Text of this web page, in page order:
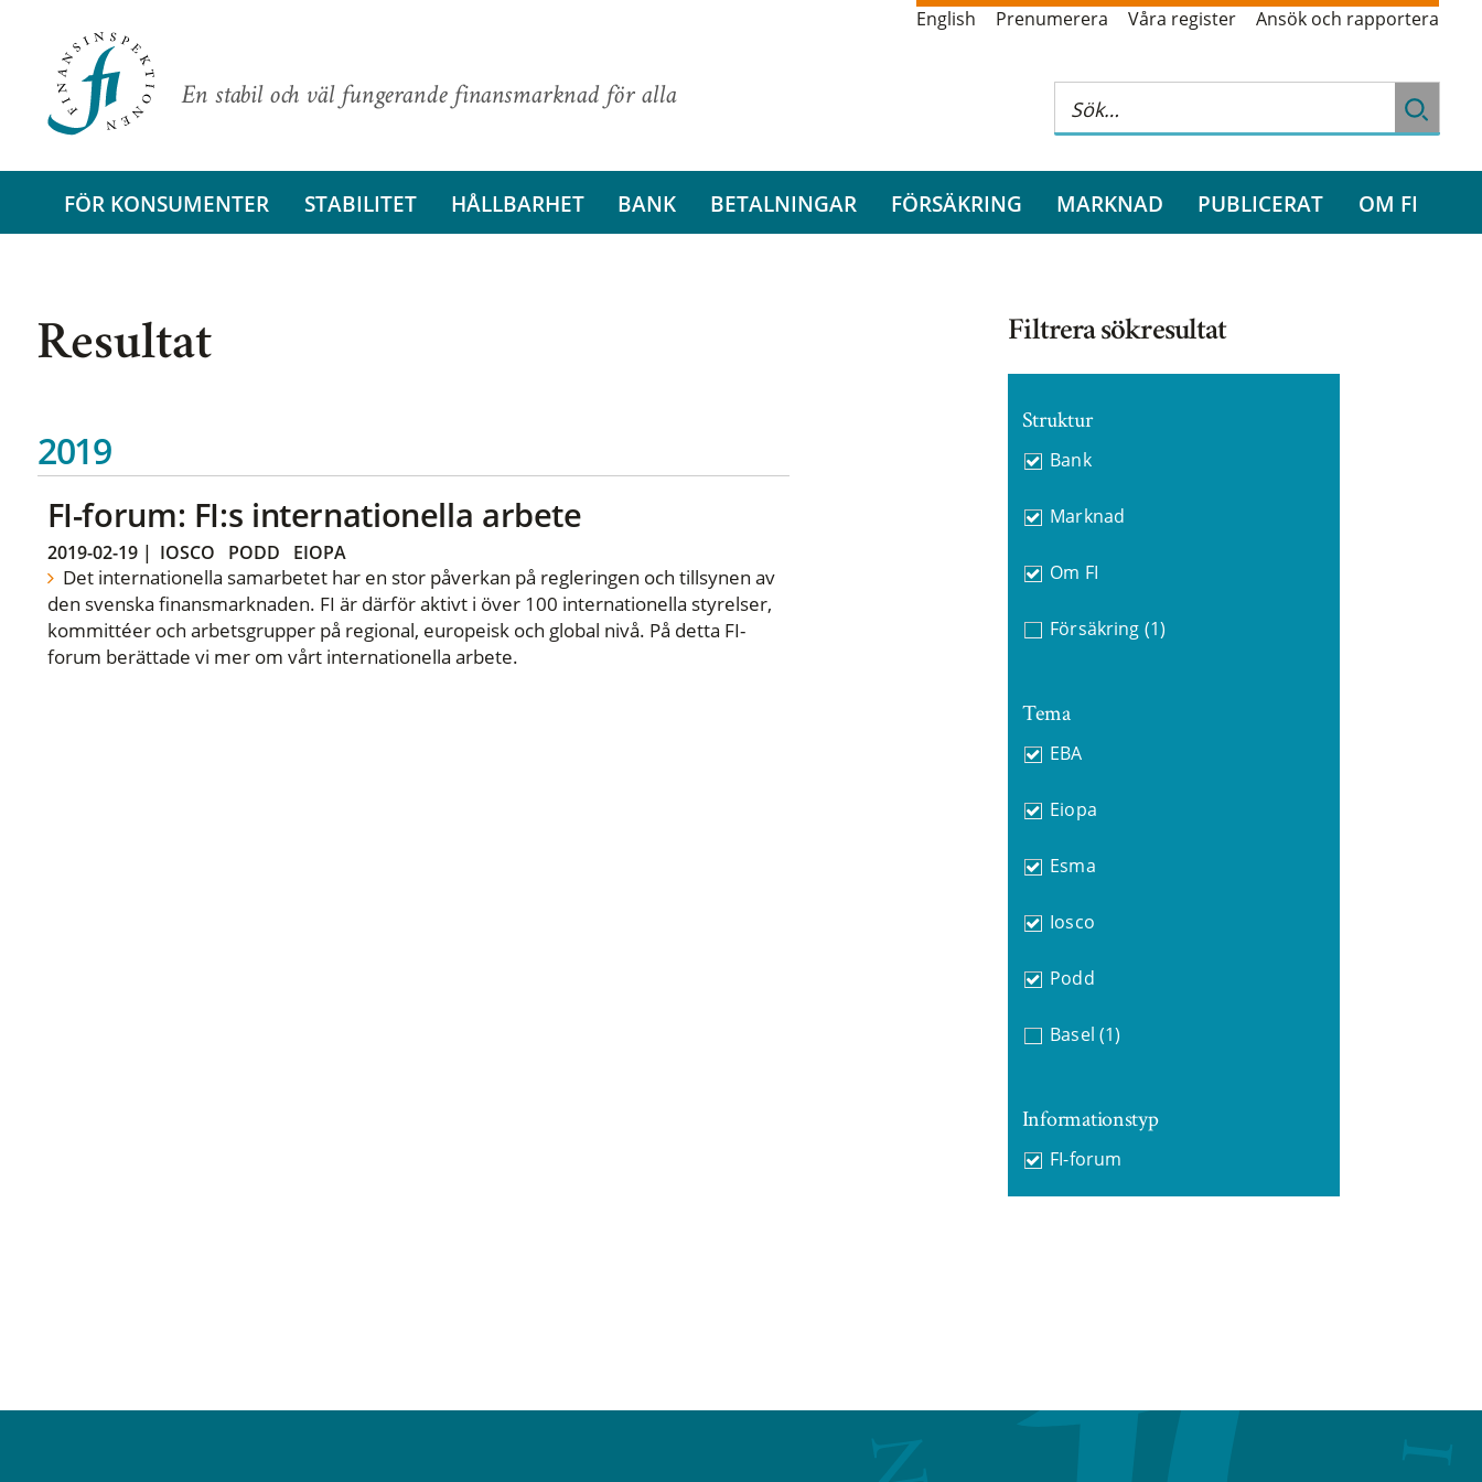
En stabil och väl fungerande finansmarknad för alla
English Prenumerera Våra register Ansök och rapportera
FÖR KONSUMENTER STABILITET HÅLLBARHET BANK BETALNINGAR FÖRSÄKRING MARKNAD PUBLICERAT OM FI
Resultat
2019
FI-forum: FI:s internationella arbete
2019-02-19| IOSCO PODD EIOPA
Det internationella samarbetet har en stor påverkan på regleringen och tillsynen av
den svenska finansmarknaden. FI är därför aktivt i över 100 internationella styrelser,
kommittéer och arbetsgrupper på regional, europeisk och global nivå. På detta FI-
forum berättade vi mer om vårt internationella arbete.
Filtrera sökresultat
Struktur
Bank
Marknad
Om FI
Försäkring (1)
Tema
EBA
Eiopa
Esma
Iosco
Podd
Basel (1)
Informationstyp
FI-forum